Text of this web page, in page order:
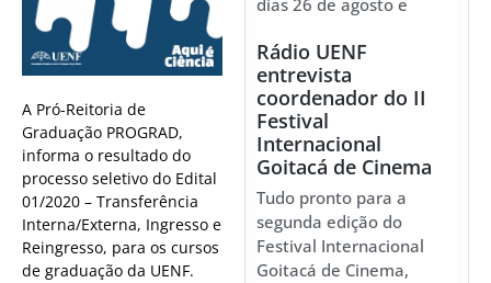
A Pró-Reitoria de
Graduação PROGRAD,
informa o resultado do
processo seletivo do Edital
01/2020 – Transferência
Interna/Externa, Ingresso e
Reingresso, para os cursos
de graduação da UENF.
dias 26 de agosto e
Rádio UENF
entrevista
coordenador do II
Festival
Internacional
Goitacá de Cinema
Tudo pronto para a
segunda edição do
Festival Internacional
Goitacá de Cinema,